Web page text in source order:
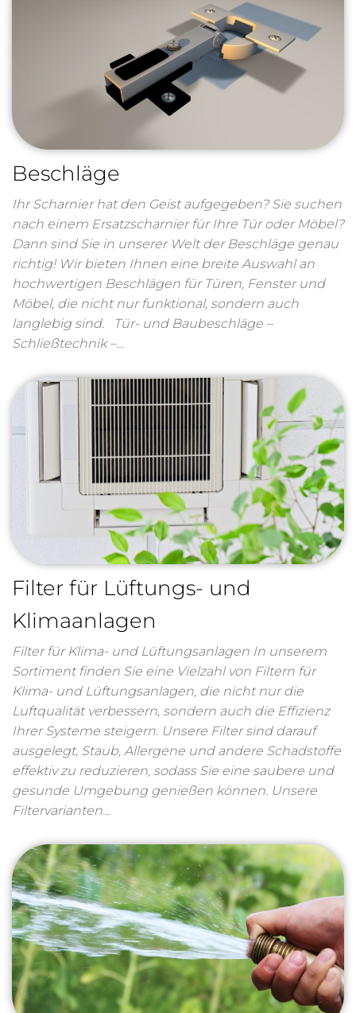
Beschläge
Ihr Scharnier hat den Geist aufgegeben? Sie suchen
nach einem Ersatzscharnier für Ihre Tür oder Möbel?
Dann sind Sie in unserer Welt der Beschläge genau
richtig! Wir bieten Ihnen eine breite Auswahl an
hochwertigen Beschlägen für Türen, Fenster und
Möbel, die nicht nur funktional, sondern auch
langlebig sind. Tür- und Baubeschläge –
Schließtechnik –…
Filter für Lüftungs- und
Klimaanlagen
Filter für Klima- und Lüftungsanlagen In unserem
Sortiment finden Sie eine Vielzahl von Filtern für
Klima- und Lüftungsanlagen, die nicht nur die
Luftqualität verbessern, sondern auch die Effizienz
Ihrer Systeme steigern. Unsere Filter sind darauf
ausgelegt, Staub, Allergene und andere Schadstoffe
effektiv zu reduzieren, sodass Sie eine saubere und
gesunde Umgebung genießen können. Unsere
Filtervarianten…